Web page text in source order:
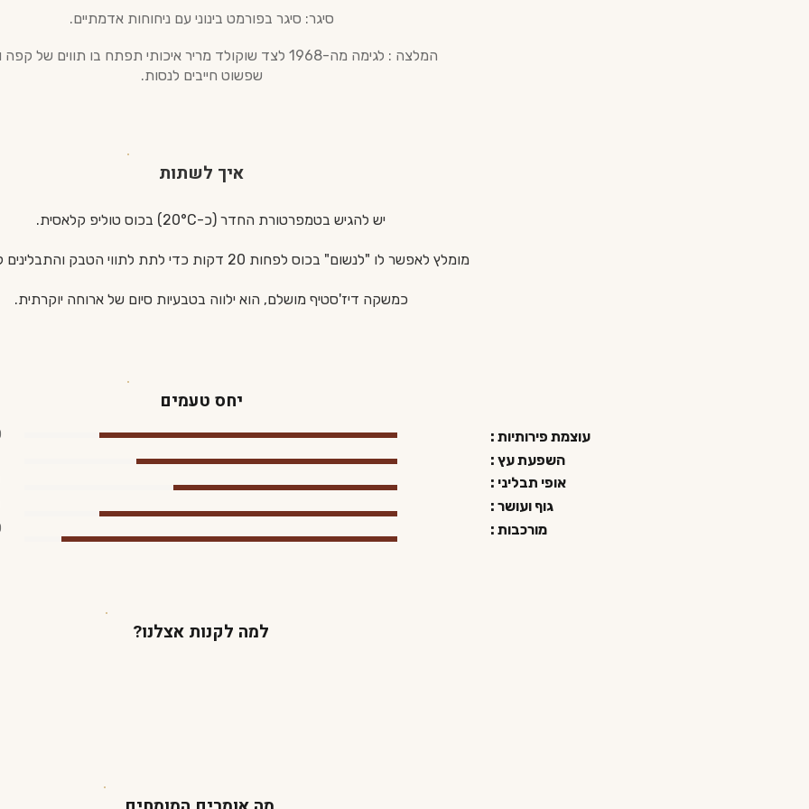
סיגר: סיגר בפורמט בינוני עם ניחוחות אדמתיים.
המלצה : לגימה מה-1968 לצד שוקולד מריר איכותי תפתח בו תווים של
שפשוט חייבים לנסות.
איך לשתות
יש להגיש בטמפרטורת החדר (כ-20°C) בכוס טוליפ קלאסית.
מומלץ לאפשר לו "לנשום" בכוס לפחות 20 דקות כדי לתת לתווי הטבק והתבלינים להיפתח.
כמשקה דיז'סטיף מושלם, הוא ילווה בטבעיות סיום של ארוחה יוקרתית.
יחס טעמים
עוצמת פירותיות :
השפעת עץ :
אופי תבליני :
גוף ועושר :
מורכבות :
למה לקנות אצלנו?